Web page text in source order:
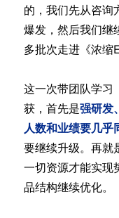
的，我们先从咨询
爆发，然后我们继
多批次走进《浓缩
这一次带团队学习
获，首先是强研发
人数和业绩要几乎
要继续升级。再就
一切资源才能实现
品结构继续优化。